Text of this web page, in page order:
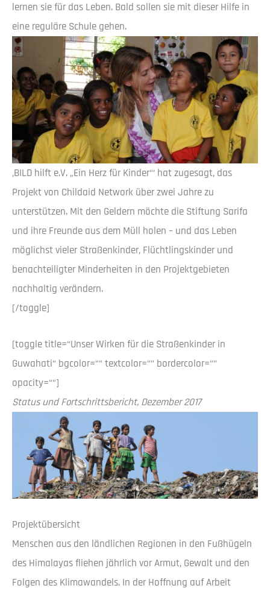
lernen sie für das Leben. Bald sollen sie mit dieser Hilfe in
eine reguläre Schule gehen.
‚BILD hilft e.V. „Ein Herz für Kinder“‘ hat zugesagt, das
Projekt von Childaid Network über zwei Jahre zu
unterstützen. Mit den Geldern möchte die Stiftung Sarifa
und ihre Freunde aus dem Müll holen – und das Leben
möglichst vieler Straßenkinder, Flüchtlingskinder und
benachteiligter Minderheiten in den Projektgebieten
nachhaltig verändern.
[/toggle]
[toggle title=“Unser Wirken für die Straßenkinder in
Guwahati“ bgcolor=““ textcolor=““ bordercolor=““
opacity=““]
Status und Fortschrittsbericht, Dezember 2017
Projektübersicht
Menschen aus den ländlichen Regionen in den Fußhügeln
des Himalayas fliehen jährlich vor Armut, Gewalt und den
Folgen des Klimawandels. In der Hoffnung auf Arbeit